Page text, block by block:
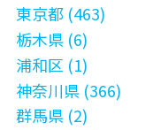
東京都 (463)
栃木県 (6)
浦和区 (1)
神奈川県 (366)
群馬県 (2)